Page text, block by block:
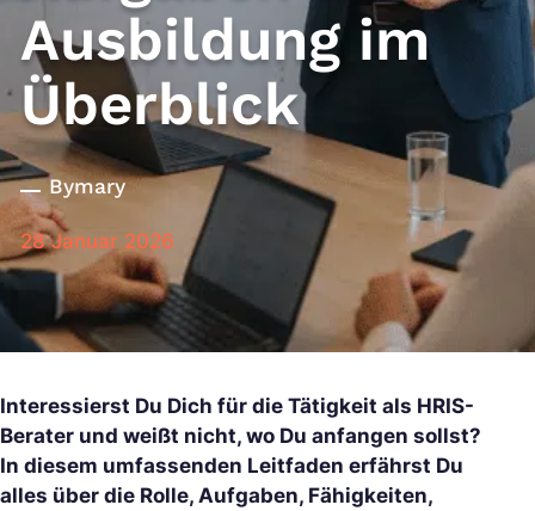
Ausbildung im
Überblick
Bymary
28 Januar 2026
Interessierst Du Dich für die Tätigkeit als HRIS-
Berater und weißt nicht, wo Du anfangen sollst?
In diesem umfassenden Leitfaden erfährst Du
alles über die Rolle, Aufgaben, Fähigkeiten,